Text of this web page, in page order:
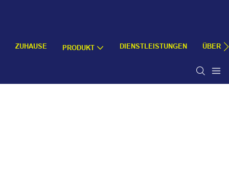
ZUHAUSE PRODUKT DIENSTLEISTUNGEN ÜBER